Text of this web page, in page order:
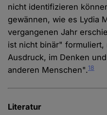
nicht identifizieren
gewännen, wie es Lydia
vergangenen Jahr
ist nicht binär"
Ausdruck, im Denken
anderen Menschen".18
Literatur